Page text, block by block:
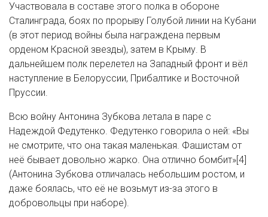
Участвовала в составе этого полка в обороне
Сталинграда, боях по прорыву Голубой линии на Кубани
(в этот период войны была награждена первым
орденом Красной звезды), затем в Крыму. В
дальнейшем полк перелетел на Западный фронт и вёл
наступление в Белоруссии, Прибалтике и Восточной
Пруссии.
Всю войну Антонина Зубкова летала в паре с
Надеждой Федутенко. Федутенко говорила о ней: «Вы
не смотрите, что она такая маленькая. Фашистам от
неё бывает довольно жарко. Она отлично бомбит»[4]
(Антонина Зубкова отличалась небольшим ростом, и
даже боялась, что её не возьмут из-за этого в
добровольцы при наборе).